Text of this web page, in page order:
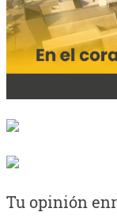
Tu opinión